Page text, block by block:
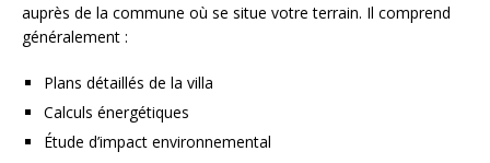
auprès de la commune où se situe votre terrain. Il comprend
généralement :
Plans détaillés de la villa
Calculs énergétiques
Étude d’impact environnemental